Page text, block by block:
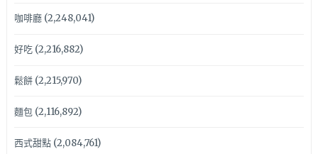
咖啡廳(2,248,041)
好吃(2,216,882)
鬆餅(2,215,970)
麵包(2,116,892)
西式甜點(2,084,761)